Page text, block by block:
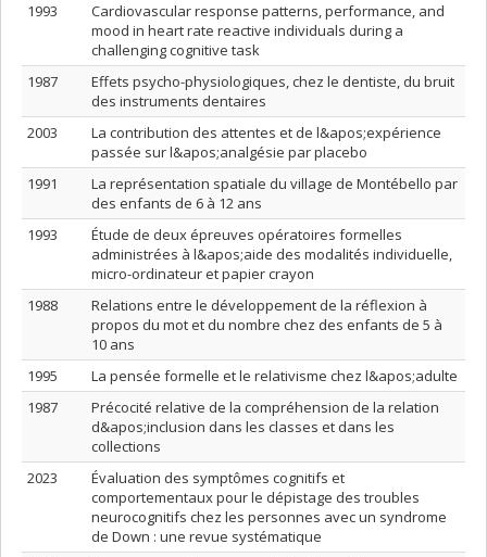
1993
Cardiovascular response patterns, performance, and
mood in heart rate reactive individuals during a
challenging cognitive task
1987
Effets psycho-physiologiques, chez le dentiste, du bruit
des instruments dentaires
2003
La contribution des attentes et de l&apos;expérience
passée sur l&apos;analgésie par placebo
1991
La représentation spatiale du village de Montébello par
des enfants de 6 à 12 ans
1993
Étude de deux épreuves opératoires formelles
administrées à l&apos;aide des modalités individuelle,
micro-ordinateur et papier crayon
1988
Relations entre le développement de la réflexion à
propos du mot et du nombre chez des enfants de 5 à
10 ans
1995
La pensée formelle et le relativisme chez l&apos;adulte
1987
Précocité relative de la compréhension de la relation
d&apos;inclusion dans les classes et dans les
collections
2023
Évaluation des symptômes cognitifs et
comportementaux pour le dépistage des troubles
neurocognitifs chez les personnes avec un syndrome
de Down : une revue systématique